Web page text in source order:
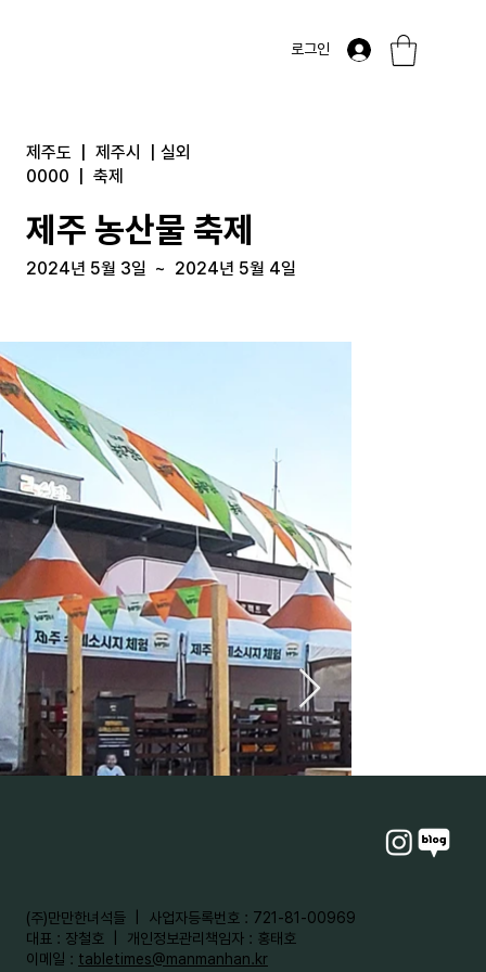
로그인
제주도 제주시
실외
0000
축제
제주 농산물 축제
2024년 5월 3일 ~ 2024년 5월 4일
​(주)만만한녀석들 | 사업자등록번호 : 721-81-00969
대표 : 장철호 | 개인정보관리책임자 : 홍태호
이메일 : tabletimes@manmanhan.kr